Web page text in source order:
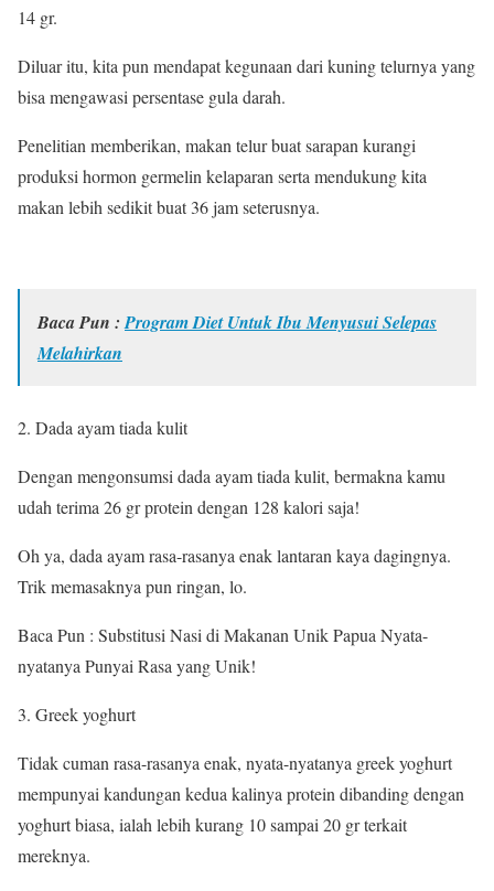
14 gr.
Diluar itu, kita pun mendapat kegunaan dari kuning telurnya yang
bisa mengawasi persentase gula darah.
Penelitian memberikan, makan telur buat sarapan kurangi
produksi hormon germelin kelaparan serta mendukung kita
makan lebih sedikit buat 36 jam seterusnya.
Baca Pun :Program Diet Untuk Ibu Menyusui Selepas
Melahirkan
2. Dada ayam tiada kulit
Dengan mengonsumsi dada ayam tiada kulit, bermakna kamu
udah terima 26 gr protein dengan 128 kalori saja!
Oh ya, dada ayam rasa-rasanya enak lantaran kaya dagingnya.
Trik memasaknya pun ringan, lo.
Baca Pun : Substitusi Nasi di Makanan Unik Papua Nyata-
nyatanya Punyai Rasa yang Unik!
3. Greek yoghurt
Tidak cuman rasa-rasanya enak, nyata-nyatanya greek yoghurt
mempunyai kandungan kedua kalinya protein dibanding dengan
yoghurt biasa, ialah lebih kurang 10 sampai 20 gr terkait
mereknya.